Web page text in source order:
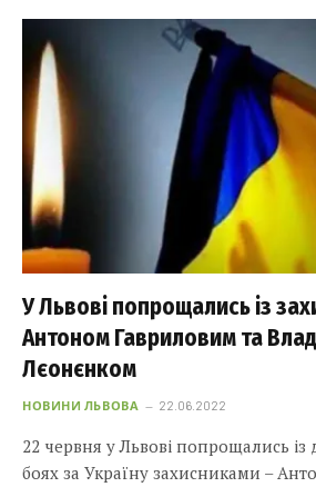
У Львові попрощались із
Антоном Гавриловим та
Лєонєнком
НОВИНИ ЛЬВОВА 22.06.2022
22 червня у Львові попрощались
боях за Україну захисниками –